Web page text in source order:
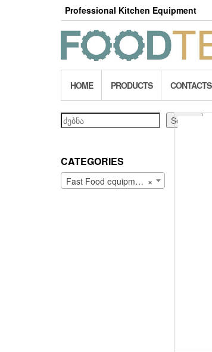
Professional Kitchen Equipment
HOME PRODUCTS CONTACTS
Search Search
CATEGORIES
×
Fast Food equipment (89)